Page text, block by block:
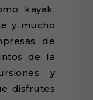
kayak,
y mucho
de
de la
y
disfrutes